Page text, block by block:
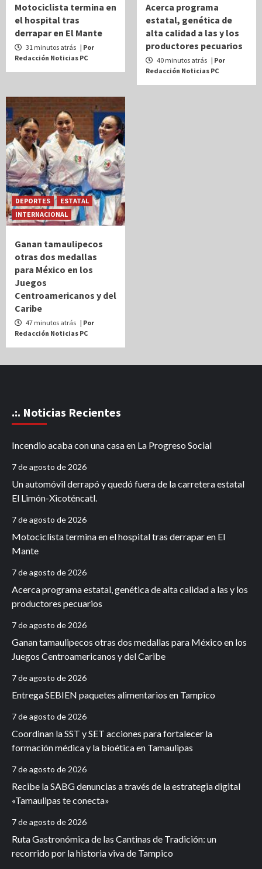
Motociclista termina en
el hospital tras
derrapar en El Mante
31 minutos atrás | Por
Redacción Noticias PC
Acerca programa
estatal, genética de
alta calidad a las y los
productores pecuarios
40 minutos atrás | Por
Redacción Noticias PC
DEPORTES
ESTATAL
INTERNACIONAL
Ganan tamaulipecos
otras dos medallas
para México en los
Juegos
Centroamericanos y del
Caribe
47 minutos atrás | Por
Redacción Noticias PC
.:. Noticias Recientes
Incendio acaba con una casa en La Progreso Social
7 de agosto de 2026
Un automóvil derrapó y quedó fuera de la carretera estatal
El Limón-Xicoténcatl.
7 de agosto de 2026
Motociclista termina en el hospital tras derrapar en El
Mante
7 de agosto de 2026
Acerca programa estatal, genética de alta calidad a las y los
productores pecuarios
7 de agosto de 2026
Ganan tamaulipecos otras dos medallas para México en los
Juegos Centroamericanos y del Caribe
7 de agosto de 2026
Entrega SEBIEN paquetes alimentarios en Tampico
7 de agosto de 2026
Coordinan la SST y SET acciones para fortalecer la
formación médica y la bioética en Tamaulipas
7 de agosto de 2026
Recibe la SABG denuncias a través de la estrategia digital
«Tamaulipas te conecta»
7 de agosto de 2026
Ruta Gastronómica de las Cantinas de Tradición: un
recorrido por la historia viva de Tampico